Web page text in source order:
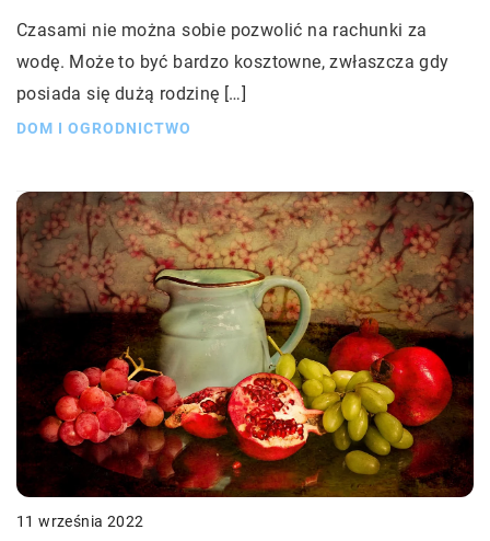
Czasami nie można sobie pozwolić na rachunki za
wodę. Może to być bardzo kosztowne, zwłaszcza gdy
posiada się dużą rodzinę […]
DOM I OGRODNICTWO
11 września 2022